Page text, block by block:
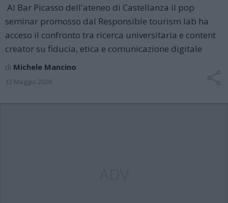
Al Bar Picasso dell'ateneo di Castellanza il pop
seminar promosso dal Responsible tourism lab ha
acceso il confronto tra ricerca universitaria e content
creator su fiducia, etica e comunicazione digitale
di Michele Mancino
12 Maggio 2026